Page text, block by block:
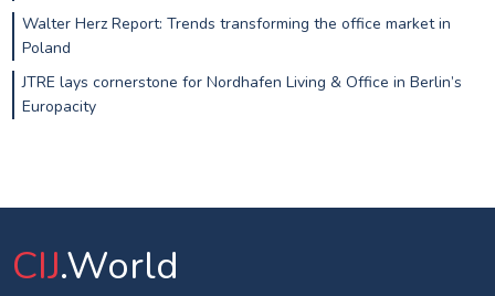
Walter Herz Report: Trends transforming the office market in
Poland
JTRE lays cornerstone for Nordhafen Living & Office in Berlin’s
Europacity
CIJ.World